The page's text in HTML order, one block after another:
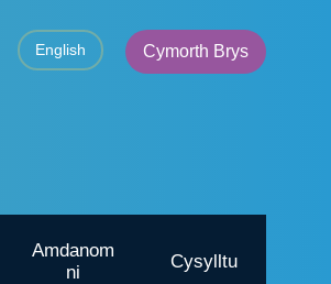
English Cymorth Brys
Amdanom
ni
Cysylltu